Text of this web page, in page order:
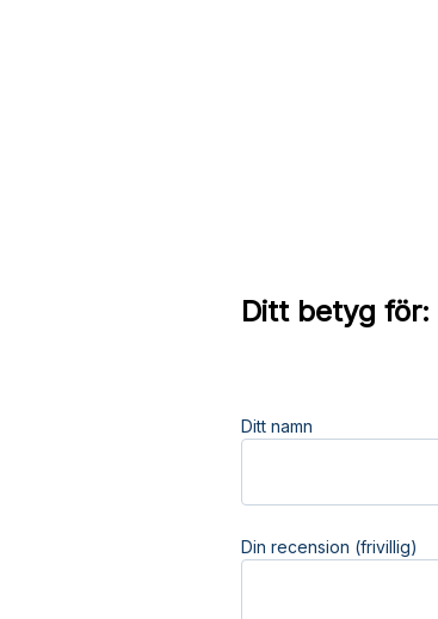
Ditt betyg för:
Ditt namn
Din recension (frivillig)